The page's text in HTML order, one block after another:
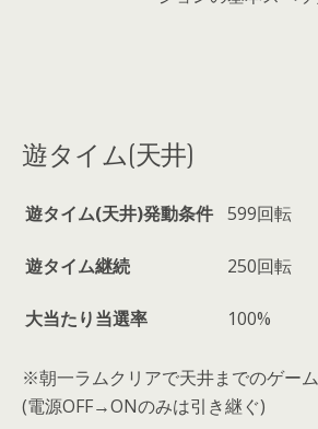
遊タイム(天井)
遊タイム(天井)発動条件 599回転
遊タイム継続 250回転
大当たり当選率 100%
※朝一ラムクリアで天井までのゲー
(電源OFF→ONのみは引き継ぐ)